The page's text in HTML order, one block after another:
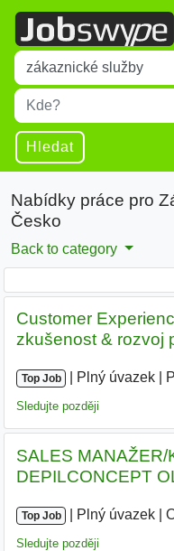
Title
Type 1 or more
Místo
Type 1 or more
Hledat
Nabídky práce pro
Česko
Back to category
Customer
zkušenost & rozvoj
Top Job Plný úvazek
Sledujte později
SALES MANAŽER/
DEPILCONCEPT
Top Job Plný úvazek
Sledujte později